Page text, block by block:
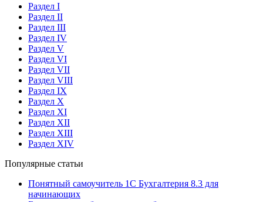
Раздел I
Раздел II
Раздел III
Раздел IV
Раздел V
Раздел VI
Раздел VII
Раздел VIII
Раздел IX
Раздел X
Раздел XI
Раздел XII
Раздел XIII
Раздел XIV
Популярные статьи
Понятный самоучитель 1С Бухгалтерия 8.3 для
начинающих